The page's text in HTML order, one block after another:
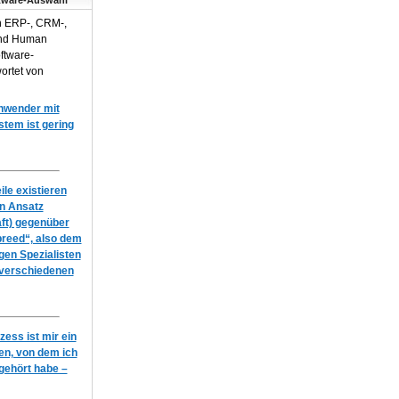
ERP-, CRM-,
Human
von
mit
ist gering
existieren
Ansatz
gegenüber
also dem
Spezialisten
ist mir ein
von dem ich
habe –